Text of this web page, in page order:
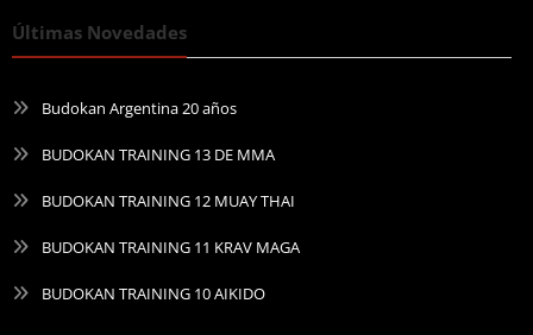
Últimas Novedades
Budokan Argentina 20 años
BUDOKAN TRAINING 13 DE MMA
BUDOKAN TRAINING 12 MUAY THAI
BUDOKAN TRAINING 11 KRAV MAGA
BUDOKAN TRAINING 10 AIKIDO